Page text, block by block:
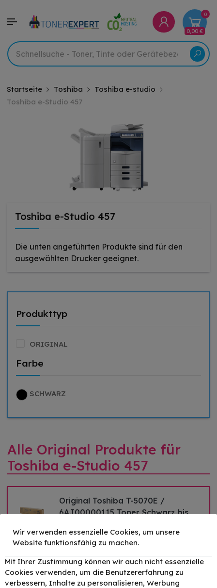
0
0,00 €
Startseite Toshiba
Toshiba e-studio
Toshiba e-Studio 457
Toshiba e-Studio 457
Die unten angeführten Produkte sind für den
ausgewählten Drucker geeignet.
Produkttyp
ORIGINAL
Farbe
SCHWARZ
Alle Original Produkte für
Toshiba e-Studio 457
Original Toshiba T-5070E /
6AJ00000115 Toner Schwarz bis
Druckleistung:36600 99,80 €
Wir verwenden essenzielle Cookies, um unsere
Website funktionsfähig zu machen.
Mit Ihrer Zustimmung können wir auch nicht essenzielle
Cookies verwenden, um die Benutzererfahrung zu
verbessern, Inhalte zu personalisieren, Werbung